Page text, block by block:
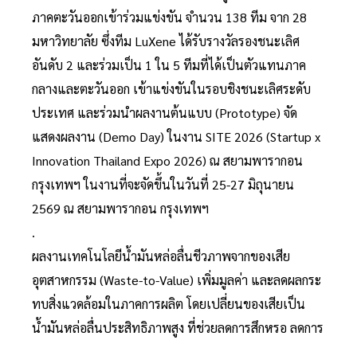
ภาคตะวันออกเข้าร่วมแข่งขัน จำนวน 138 ทีม จาก 28
มหาวิทยาลัย ซึ่งทีม LuXene ได้รับรางวัลรองชนะเลิศ
อันดับ 2 และร่วมเป็น 1 ใน 5 ทีมที่ได้เป็นตัวแทนภาค
กลางและตะวันออก เข้าแข่งขันในรอบชิงชนะเลิศระดับ
ประเทศ และร่วมนำผลงานต้นแบบ (Prototype) จัด
แสดงผลงาน (Demo Day) ในงาน SITE 2026 (Startup x
Innovation Thailand Expo 2026) ณ สยามพารากอน
กรุงเทพฯ ในงานที่จะจัดขึ้นในวันที่ 25-27 มิถุนายน
2569 ณ สยามพารากอน กรุงเทพฯ
.
ผลงานเทคโนโลยีน้ำมันหล่อลื่นชีวภาพจากของเสีย
อุตสาหกรรม (Waste-to-Value) เพิ่มมูลค่า และลดผลกระ
ทบสิ่งแวดล้อมในภาคการผลิต โดยเปลี่ยนของเสียเป็น
น้ำมันหล่อลื่นประสิทธิภาพสูง ที่ช่วยลดการสึกหรอ ลดการ